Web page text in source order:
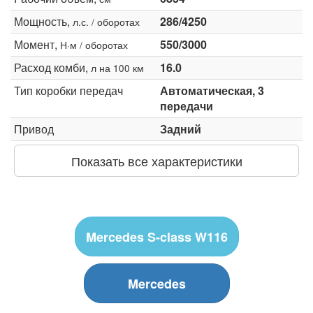
Мощность, л.с. / оборотах
286/4250
Момент, Н·м / оборотах
550/3000
Расход комби, л на 100 км
16.0
Тип коробки передач
Автоматическая, 3
передачи
Привод
Задний
Показать все характеристики
Mercedes S-class W116
Mercedes